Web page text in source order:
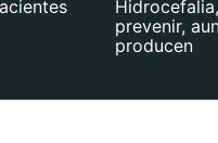
prevenir,
producen